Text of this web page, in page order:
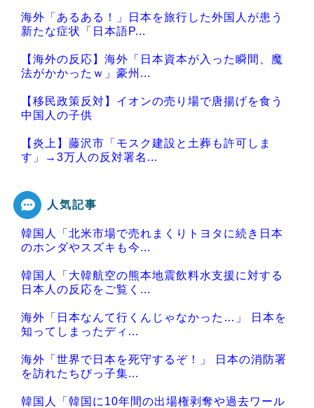
海外「あるある！」日本を旅行した外国人が患う
新たな症状「日本語P...
【海外の反応】海外「日本資本が入った瞬間、魔
法がかかったｗ」豪州...
【移民政策反対】イオンの売り場で唐揚げを食う
中国人の子供
【炎上】藤沢市「モスク建設と土葬も許可しま
す」→3万人の反対署名...
Powered by livedoor 相互RSS
人気記事
韓国人「北米市場で売れまくりトヨタに続き日本
のホンダやスズキも今...
韓国人「大韓航空の熊本地震飲料水支援に対する
日本人の反応をご覧く...
海外「日本なんて行くんじゃなかった…」 日本を
知ってしまったディ...
海外「世界で日本を死守するぞ！」 日本の消防署
を訪れたちびっ子集...
韓国人「韓国に10年間の出場権剥奪や過去ワール